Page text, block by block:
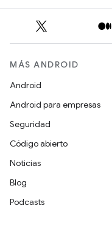
MÁS ANDROID
Android
Android para empresas
Seguridad
Código abierto
Noticias
Blog
Podcasts